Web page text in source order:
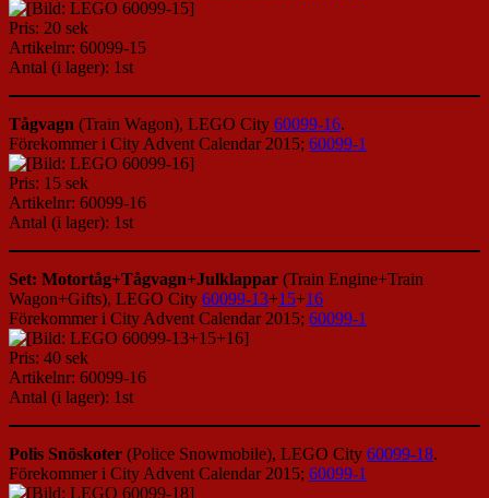
Pris: 20 sek
Artikelnr: 60099-15
Antal (i lager): 1st
Tågvagn (Train Wagon), LEGO City 60099-16.
Förekommer i City Advent Calendar 2015; 60099-1
Pris: 15 sek
Artikelnr: 60099-16
Antal (i lager): 1st
Set: Motortåg+Tågvagn+Julklappar (Train Engine+Train
Wagon+Gifts), LEGO City 60099-13+15+16
Förekommer i City Advent Calendar 2015; 60099-1
Pris: 40 sek
Artikelnr: 60099-16
Antal (i lager): 1st
Polis Snöskoter (Police Snowmobile), LEGO City 60099-18.
Förekommer i City Advent Calendar 2015; 60099-1